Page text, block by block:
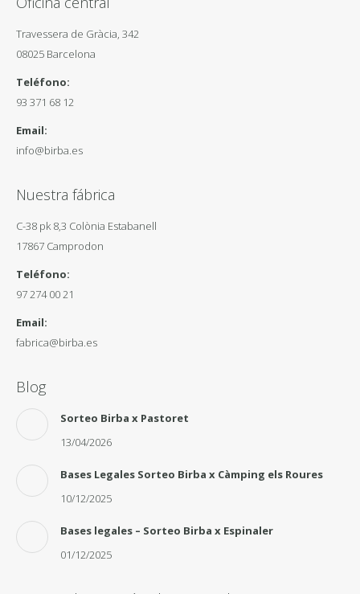
Travessera de Gràcia, 342
08025 Barcelona
Teléfono:
93 371 68 12
Email:
info@birba.es
Nuestra fábrica
C-38 pk 8,3 Colònia Estabanell
17867 Camprodon
Teléfono:
97 274 00 21
Email:
fabrica@birba.es
Blog
Sorteo Birba x Pastoret
13/04/2026
Bases Legales Sorteo Birba x Càmping els Roures
10/12/2025
Bases legales – Sorteo Birba x Espinaler
01/12/2025